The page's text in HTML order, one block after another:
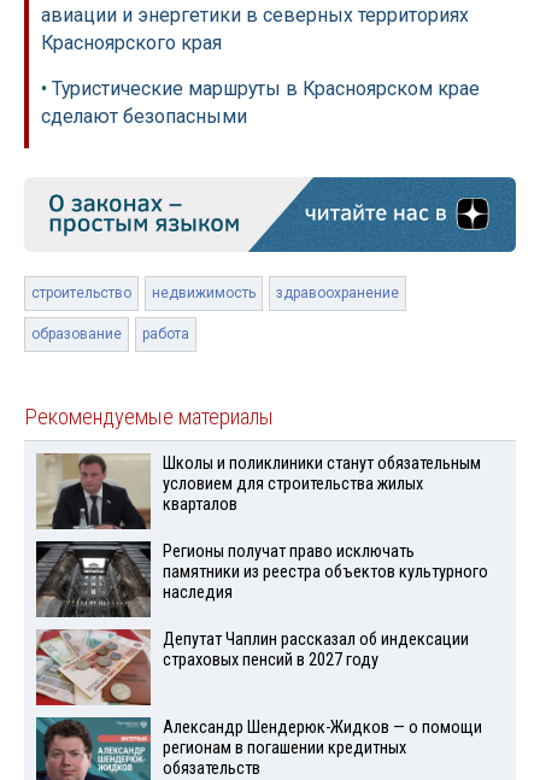
авиации и энергетики в северных территориях
Красноярского края
• Туристические маршруты в Красноярском крае
сделают безопасными
строительство недвижимость здравоохранение
образование работа
Рекомендуемые материалы
Школы и поликлиники станут обязательным
условием для строительства жилых
кварталов
Регионы получат право исключать
памятники из реестра объектов культурного
наследия
Депутат Чаплин рассказал об индексации
страховых пенсий в 2027 году
Александр Шендерюк-Жидков — о помощи
регионам в погашении кредитных
обязательств